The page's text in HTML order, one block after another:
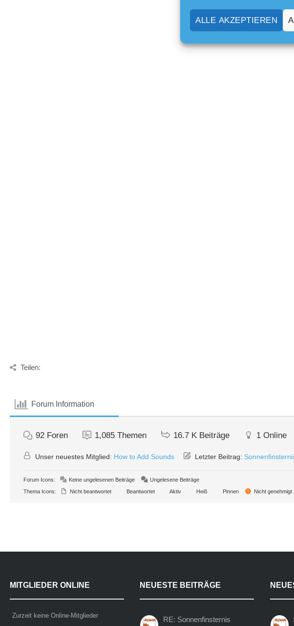
ALLE AKZEPTIEREN
Teilen:
Forum Information
92 Foren 1,085 Themen 16.7 K Beiträge 1 Online
Unser neuestes Mitglied: How to Add Sounds Letzter Beitrag:
Forum Icons: Keine ungelesenen Beiträge
Ungelesene Beiträge
Thema Icons:
Nicht beantwortet Beantwortet Aktiv Heiß Pinnen Nicht genehmigt
MITGLIEDER ONLINE
Zurzeit keine Online-Mitglieder
NEUESTE BEITRÄGE
RE: Sonnenfinsternis